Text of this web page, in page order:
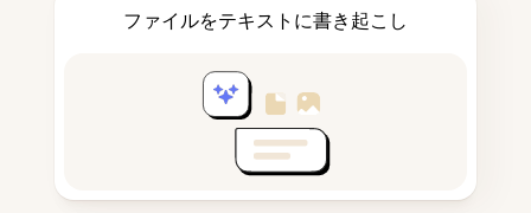
ファイルをテキストに書き起こし